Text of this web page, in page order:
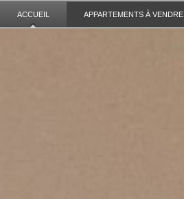
ACCUEIL APPARTEMENTS À VENDRE